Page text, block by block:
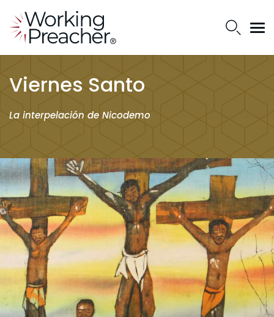
Viernes Santo
La interpelación de Nicodemo